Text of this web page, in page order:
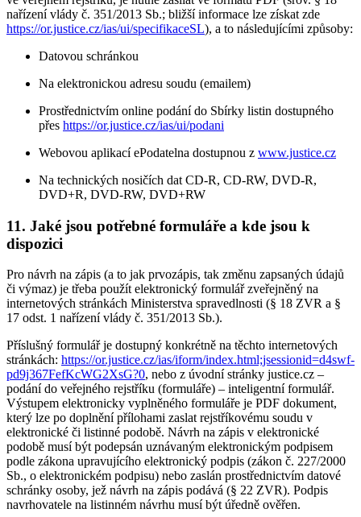
nařízení vlády č. 351/2013 Sb.; bližší informace lze získat zde
https://or.justice.cz/ias/ui/specifikaceSL), a to následujícími způsoby:
Datovou schránkou
Na elektronickou adresu soudu (emailem)
Prostřednictvím online podání do Sbírky listin dostupného
přes https://or.justice.cz/ias/ui/podani
Webovou aplikací ePodatelna dostupnou z www.justice.cz
Na technických nosičích dat CD-R, CD-RW, DVD-R,
DVD+R, DVD-RW, DVD+RW
11. Jaké jsou potřebné formuláře a kde jsou k
dispozici
Pro návrh na zápis (a to jak prvozápis, tak změnu zapsaných údajů
či výmaz) je třeba použít elektronický formulář zveřejněný na
internetových stránkách Ministerstva spravedlnosti (§ 18 ZVR a §
17 odst. 1 nařízení vlády č. 351/2013 Sb.).
Příslušný formulář je dostupný konkrétně na těchto internetových
stránkách: https://or.justice.cz/ias/iform/index.html;jsessionid=d4swf-
pd9j367FefKcWG2XsG?0, nebo z úvodní stránky justice.cz –
podání do veřejného rejstříku (formuláře) – inteligentní formulář.
Výstupem elektronicky vyplněného formuláře je PDF dokument,
který lze po doplnění přílohami zaslat rejstříkovému soudu v
elektronické či listinné podobě. Návrh na zápis v elektronické
podobě musí být podepsán uznávaným elektronickým podpisem
podle zákona upravujícího elektronický podpis (zákon č. 227/2000
Sb., o elektronickém podpisu) nebo zaslán prostřednictvím datové
schránky osoby, jež návrh na zápis podává (§ 22 ZVR). Podpis
navrhovatele na listinném návrhu musí být úředně ověřen.